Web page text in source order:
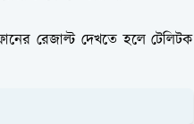
রেজাল্ট দেখতে হলে টেলিটক